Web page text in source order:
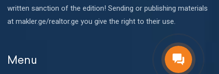
written sanction of the edition! Sending or publishing materials
at makler.ge/realtor.ge you give the right to their use.
Menu